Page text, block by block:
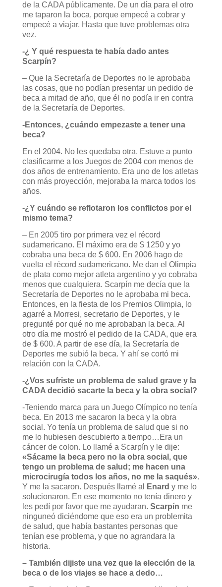
de la CADA públicamente. De un día para el otro
me taparon la boca, porque empecé a cobrar y
empecé a viajar. Hasta que tuve problemas otra
vez.
-¿ Y qué respuesta te había dado antes
Scarpín?
– Que la Secretaría de Deportes no le aprobaba
las cosas, que no podían presentar un pedido de
beca a mitad de año, que él no podía ir en contra
de la Secretaría de Deportes.
-Entonces, ¿cuándo empezaste a tener una
beca?
En el 2004. No les quedaba otra. Estuve a punto
clasificarme a los Juegos de 2004 con menos de
dos años de entrenamiento. Era uno de los atletas
con más proyección, mejoraba la marca todos los
años.
-¿Y cuándo se reflotaron los conflictos por el
mismo tema?
– En 2005 tiro por primera vez el récord
sudamericano. El máximo era de $ 1250 y yo
cobraba una beca de $ 600. En 2006 hago de
vuelta el récord sudamericano. Me dan el Olimpia
de plata como mejor atleta argentino y yo cobraba
menos que cualquiera. Scarpín me decía que la
Secretaría de Deportes no le aprobaba mi beca.
Entonces, en la fiesta de los Premios Olimpia, lo
agarré a Morresi, secretario de Deportes, y le
pregunté por qué no me aprobaban la beca. Al
otro día me mostró el pedido de la CADA, que era
de $ 600. A partir de ese día, la Secretaría de
Deportes me subió la beca. Y ahí se cortó mi
relación con la CADA.
-¿Vos sufriste un problema de salud grave y la
CADA decidió sacarte la beca y la obra social?
-Teniendo marca para un Juego Olímpico no tenía
beca. En 2013 me sacaron la beca y la obra
social. Yo tenía un problema de salud que si no
me lo hubiesen descubierto a tiempo…Era un
cáncer de colon. Lo llamé a Scarpín y le dije:
«Sácame la beca pero no la obra social, que
tengo un problema de salud; me hacen una
microcirugía todos los años, no me la saqués».
Y me la sacaron. Después llamé al
Enard y me lo
solucionaron. En ese momento no tenía dinero y
les pedí por favor que me ayudaran. Scarpín me
ninguneó diciéndome que eso era un problemita
de salud, que había bastantes personas que
tenían ese problema, y que no agrandara la
historia.
– También dijiste una vez que la elección de la
beca o de los viajes se hace a dedo…